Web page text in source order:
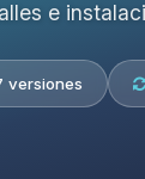
e
versiones